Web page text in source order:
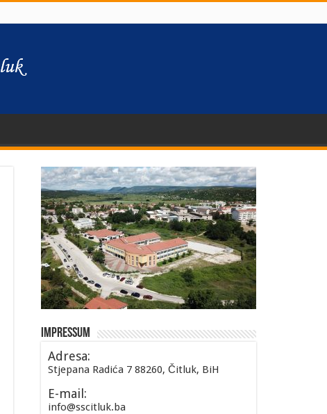
Impressum
Adresa:
Stjepana Radića 7 88260, Čitluk, BiH
E-mail:
info@sscitluk.ba